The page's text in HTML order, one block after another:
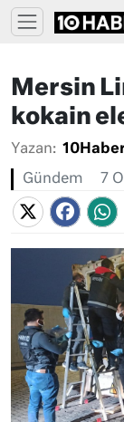
Mersin
kokain
Yazan:
Gündem 7